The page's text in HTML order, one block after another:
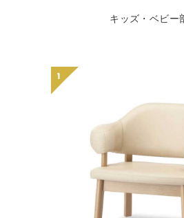
キッズ・ベビー